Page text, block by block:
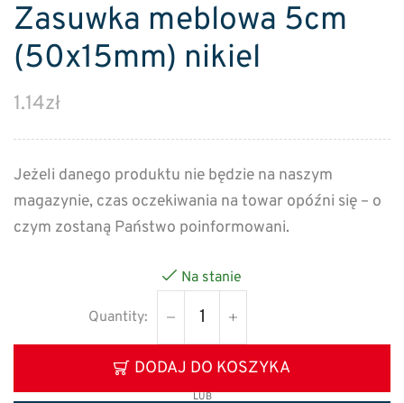
Zasuwka meblowa 5cm
(50x15mm) nikiel
1.14zł
Jeżeli danego produktu nie będzie na naszym
magazynie, czas oczekiwania na towar opóźni się – o
czym zostaną Państwo poinformowani.
Na stanie
DODAJ DO KOSZYKA
LUB